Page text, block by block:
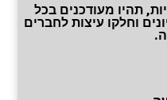
תהיו מעודכנים בכל
וחלקו עיצות לחברים